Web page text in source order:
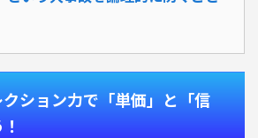
ション力で「単価」と「信
！